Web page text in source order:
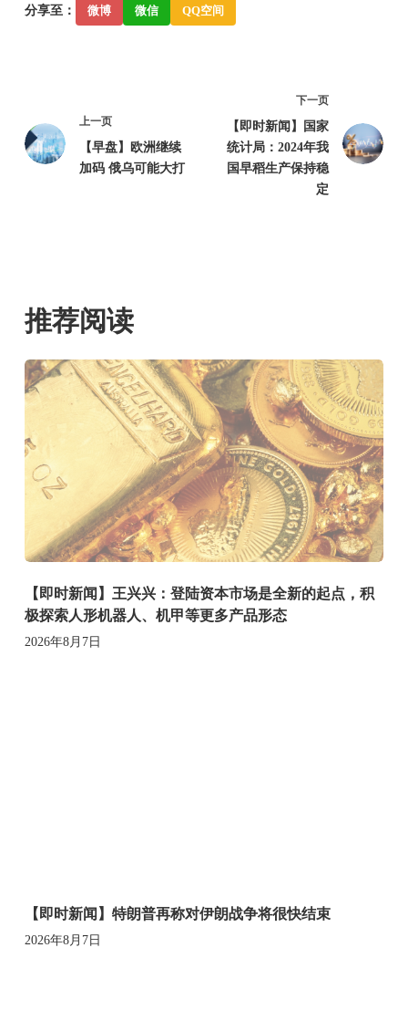
分享至： 微博 微信 QQ空间
上一页
【早盘】欧洲继续
加码 俄乌可能大打
下一页
【即时新闻】国家
统计局：2024年我
国早稻生产保持稳
定
推荐阅读
【即时新闻】王兴兴：登陆资本市场是全新的起点，积
极探索人形机器人、机甲等更多产品形态
2026年8月7日
【即时新闻】特朗普再称对伊朗战争将很快结束
2026年8月7日